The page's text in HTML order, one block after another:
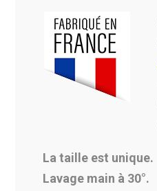
La taille est unique.
Lavage main à 30°.